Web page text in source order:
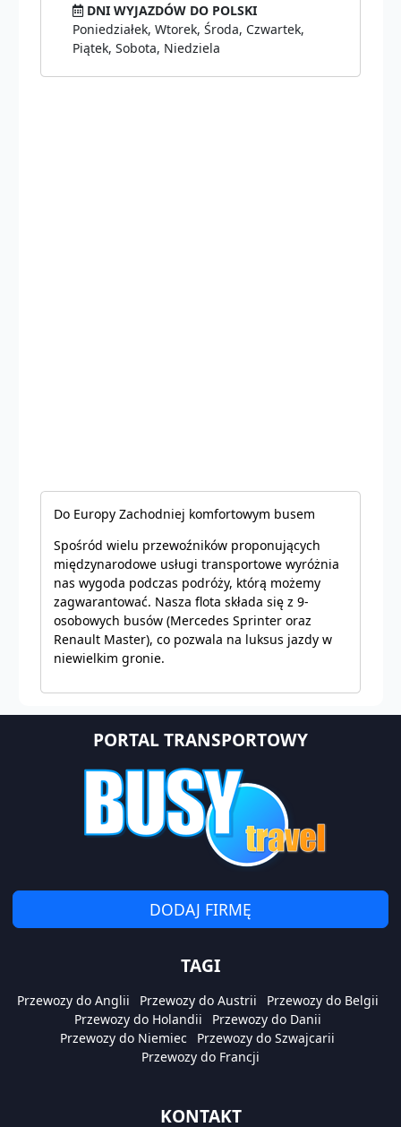
DNI WYJAZDÓW DO POLSKI
Poniedziałek, Wtorek, Środa, Czwartek,
Piątek, Sobota, Niedziela
Do Europy Zachodniej komfortowym busem
Spośród wielu przewoźników proponujących
międzynarodowe usługi transportowe wyróżnia
nas wygoda podczas podróży, którą możemy
zagwarantować. Nasza flota składa się z 9-
osobowych busów (Mercedes Sprinter oraz
Renault Master), co pozwala na luksus jazdy w
niewielkim gronie.
PORTAL TRANSPORTOWY
DODAJ FIRMĘ
TAGI
Przewozy do Anglii Przewozy do Austrii
Przewozy do Belgii
Przewozy do Holandii
Przewozy do Danii
Przewozy do Niemiec
Przewozy do Szwajcarii
Przewozy do Francji
KONTAKT